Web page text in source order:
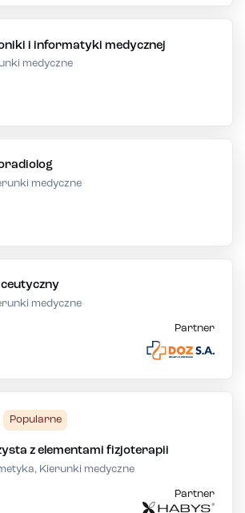
i informatyki medycznej
medyczne
medyczne
medyczne
Partner
Popularne
z elementami fizjoterapii
Kierunki medyczne
Partner